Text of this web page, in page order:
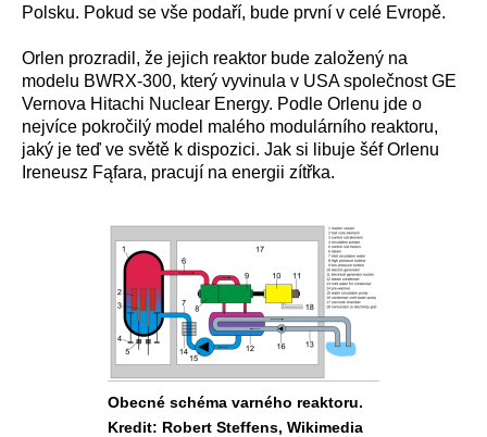
Polsku. Pokud se vše podaří, bude první v celé Evropě.
Orlen prozradil, že jejich reaktor bude založený na
modelu BWRX-300, který vyvinula v USA společnost GE
Vernova Hitachi Nuclear Energy. Podle Orlenu jde o
nejvíce pokročilý model malého modulárního reaktoru,
jaký je teď ve světě k dispozici. Jak si libuje šéf Orlenu
Ireneusz Fąfara, pracují na energii zítřka.
Obecné schéma varného reaktoru.
Kredit: Robert Steffens, Wikimedia